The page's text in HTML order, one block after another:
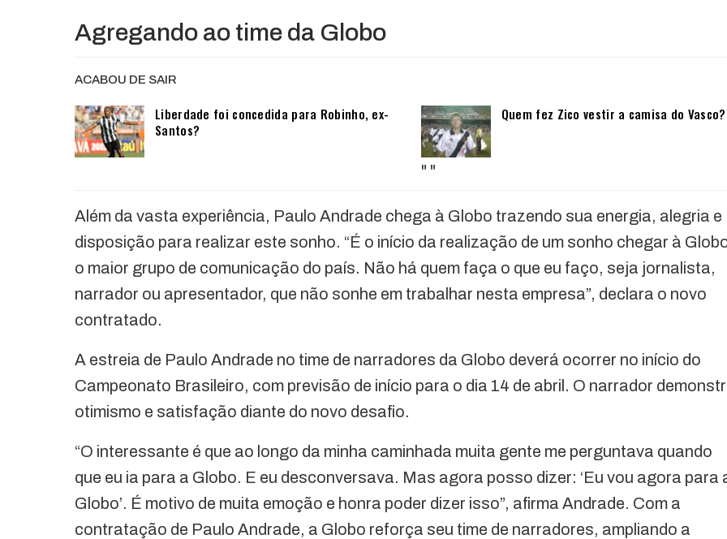
Agregando ao time da Globo
ACABOU DE SAIR
Liberdade foi concedida para Robinho, ex-
Santos?
Quem fez Zico vestir a camisa do Vasco?
" "
Além da vasta experiência, Paulo Andrade chega à Globo trazendo sua energia, alegria e
disposição para realizar este sonho. “É o início da realização de um sonho chegar à
o maior grupo de comunicação do país. Não há quem faça o que eu faço, seja jornalista,
narrador ou apresentador, que não sonhe em trabalhar nesta empresa”, declara o novo
contratado.
A estreia de Paulo Andrade no time de narradores da Globo deverá ocorrer no início do
Campeonato Brasileiro, com previsão de início para o dia 14 de abril. O narrador
otimismo e satisfação diante do novo desafio.
“O interessante é que ao longo da minha caminhada muita gente me perguntava quando
que eu ia para a Globo. E eu desconversava. Mas agora posso dizer: ‘Eu vou agora para
Globo’. É motivo de muita emoção e honra poder dizer isso”, afirma Andrade. Com a
contratação de Paulo Andrade, a Globo reforça seu time de narradores, ampliando a